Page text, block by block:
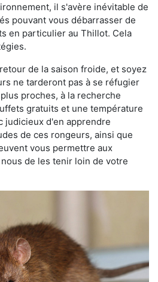
il s'avère inévitable de
pouvant vous débarrasser de
en particulier au Thillot. Cela
de la saison froide, et soyez
ne tarderont pas à se réfugier
proches, à la recherche
gratuits et une température
judicieux d'en apprendre
de ces rongeurs, ainsi que
vous permettre aux
de les tenir loin de votre